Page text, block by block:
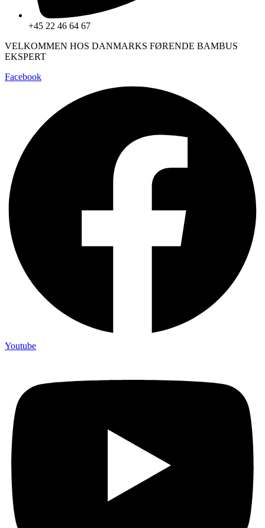
+45 22 46 64 67
VELKOMMEN HOS DANMARKS FØRENDE BAMBUS
EKSPERT
Facebook
Youtube